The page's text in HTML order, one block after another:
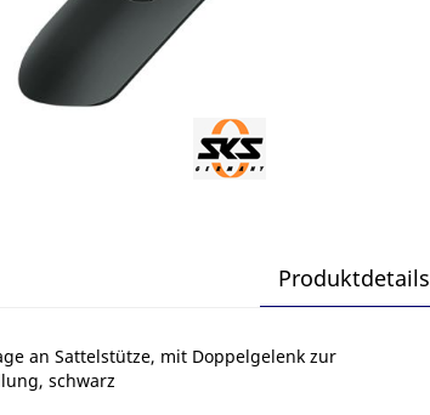
Produktdetails
an Sattelstütze, mit Doppelgelenk zur
schwarz